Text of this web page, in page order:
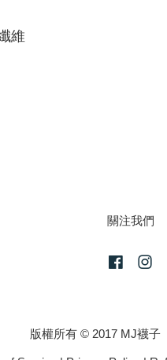
維
關注我們
版權所有 © 2017 MJ襪子